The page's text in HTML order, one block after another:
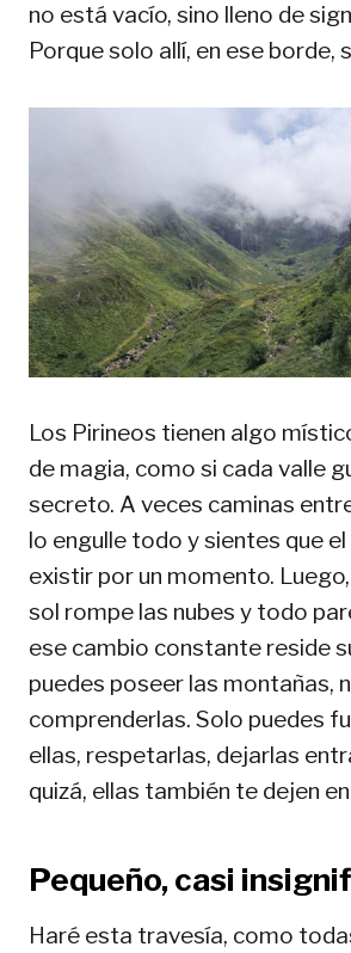
no está vacío, sino lleno de
Porque solo allí, en ese borde,
Los Pirineos tienen algo
de magia, como si cada valle
secreto. A veces caminas
lo engulle todo y sientes que
existir por un momento.
sol rompe las nubes y todo
ese cambio constante reside
puedes poseer las montañas,
comprenderlas. Solo puedes
ellas, respetarlas, dejarlas
quizá, ellas también te dejen
Pequeño, casi
Haré esta travesía, como